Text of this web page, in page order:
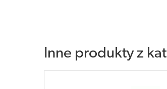
Inne produkty z